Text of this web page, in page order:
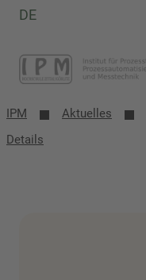
DE
IPM Aktuelles
Details